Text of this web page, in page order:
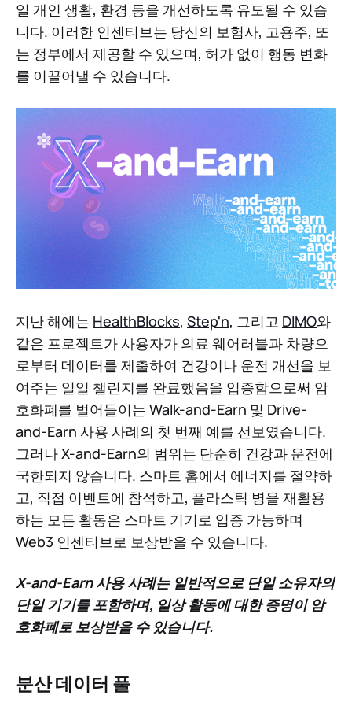
일 개인 생활, 환경 등을 개선하도록 유도될 수 있습
니다. 이러한 인센티브는 당신의 보험사, 고용주, 또
는 정부에서 제공할 수 있으며, 허가 없이 행동 변화
를 이끌어낼 수 있습니다.
지난 해에는 HealthBlocks, Step'n, 그리고 DIMO와
같은 프로젝트가 사용자가 의료 웨어러블과 차량으
로부터 데이터를 제출하여 건강이나 운전 개선을 보
여주는 일일 챌린지를 완료했음을 입증함으로써 암
호화폐를 벌어들이는 Walk-and-Earn 및 Drive-
and-Earn 사용 사례의 첫 번째 예를 선보였습니다.
그러나 X-and-Earn의 범위는 단순히 건강과 운전에
국한되지 않습니다. 스마트 홈에서 에너지를 절약하
고, 직접 이벤트에 참석하고, 플라스틱 병을 재활용
하는 모든 활동은 스마트 기기로 입증 가능하며
Web3 인센티브로 보상받을 수 있습니다.
X-and-Earn 사용 사례는 일반적으로 단일 소유자의
단일 기기를 포함하며, 일상 활동에 대한 증명이 암
호화폐로 보상받을 수 있습니다.
분산 데이터 풀